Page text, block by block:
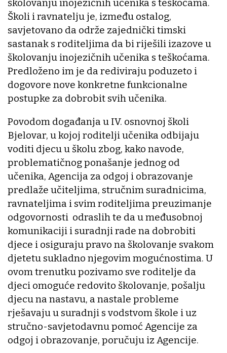
školovanju inojezičnih učenika s teškoćama.
Školi i ravnatelju je, između ostalog,
savjetovano da održe zajednički timski
sastanak s roditeljima da bi riješili izazove u
školovanju inojezičnih učenika s teškoćama.
Predloženo im je da rediviraju poduzeto i
dogovore nove konkretne funkcionalne
postupke za dobrobit svih učenika.
Povodom događanja u IV. osnovnoj školi
Bjelovar, u kojoj roditelji učenika odbijaju
voditi djecu u školu zbog, kako navode,
problematičnog ponašanje jednog od
učenika, Agencija za odgoj i obrazovanje
predlaže učiteljima, stručnim suradnicima,
ravnateljima i svim roditeljima preuzimanje
odgovornosti odraslih te da u međusobnoj
komunikaciji i suradnji rade na dobrobiti
djece i osiguraju pravo na školovanje svakom
djetetu sukladno njegovim mogućnostima. U
ovom trenutku pozivamo sve roditelje da
djeci omoguće redovito školovanje, pošalju
djecu na nastavu, a nastale probleme
rješavaju u suradnji s vodstvom škole i uz
stručno-savjetodavnu pomoć Agencije za
odgoj i obrazovanje, poručuju iz Agencije.